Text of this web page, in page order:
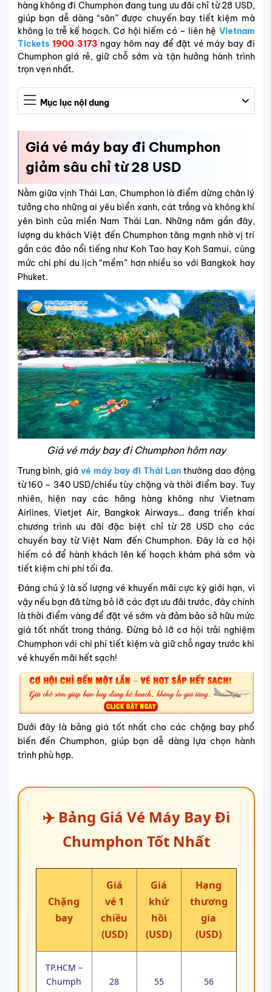
hàng không đi Chumphon đang tung ưu đãi chỉ từ 28 USD,
giúp bạn dễ dàng “săn” được chuyến bay tiết kiệm mà
không lo trễ kế hoạch. Cơ hội hiếm có – liên hệ Vietnam
Tickets 1900 3173 ngay hôm nay để đặt vé máy bay đi
Chumphon giá rẻ, giữ chỗ sớm và tận hưởng hành trình
trọn vẹn nhất.
Mục lục nội dung
Giá vé máy bay đi Chumphon
giảm sâu chỉ từ 28 USD
Nằm giữa vịnh Thái Lan, Chumphon là điểm dừng chân lý
tưởng cho những ai yêu biển xanh, cát trắng và không khí
yên bình của miền Nam Thái Lan. Những năm gần đây,
lượng du khách Việt đến Chumphon tăng mạnh nhờ vị trí
gần các đảo nổi tiếng như Koh Tao hay Koh Samui, cùng
mức chi phí du lịch “mềm” hơn nhiều so với Bangkok hay
Phuket.
Giá vé máy bay đi Chumphon hôm nay
Trung bình, giávé máy bay đi Thái Lanthường dao động
từ 160 – 340 USD/chiều tùy chặng và thời điểm bay. Tuy
nhiên, hiện nay các hãng hàng không như Vietnam
Airlines, Vietjet Air, Bangkok Airways… đang triển khai
chương trình ưu đãi đặc biệt chỉ từ 28 USD cho các
chuyến bay từ Việt Nam đến Chumphon. Đây là cơ hội
hiếm có để hành khách lên kế hoạch khám phá sớm và
tiết kiệm chi phí tối đa.
Đáng chú ý là số lượng vé khuyến mãi cực kỳ giới hạn, vì
vậy nếu bạn đã từng bỏ lỡ các đợt ưu đãi trước, đây chính
là thời điểm vàng để đặt vé sớm và đảm bảo sở hữu mức
giá tốt nhất trong tháng. Đừng bỏ lỡ cơ hội trải nghiệm
Chumphon với chi phí tiết kiệm và giữ chỗ ngay trước khi
vé khuyến mãi hết sạch!
Dưới đây là bảng giá tốt nhất cho các chặng bay phổ
biến đến Chumphon, giúp bạn dễ dàng lựa chọn hành
trình phù hợp.
✈️ Bảng Giá Vé Máy Bay Đi
Chumphon Tốt Nhất
Chặng
bay
Giá
vé 1
chiều
(USD)
Giá
khứ
hồi
(USD)
Hạng
thương
gia
(USD)
TP.HCM –
Chumph
28 55 56